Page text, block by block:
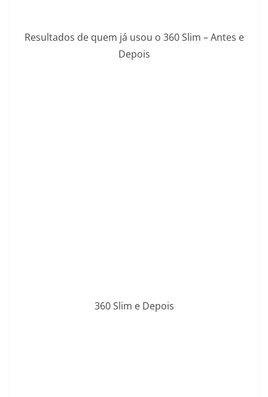
Resultados de quem já usou o 360 Slim – Antes e
Depois
360 Slim e Depois